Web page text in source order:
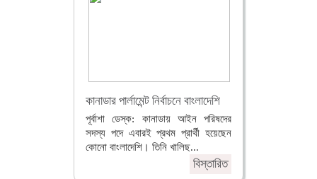
কানাডার পার্লামেন্ট নির্বাচনে বাংলাদেশি
পূর্বাশা ডেস্ক: কানাডায় আইন পরিষদের
সদস্য পদে এবারই প্রথম প্রার্থী হয়েছেন
কোনো বাংলাদেশি। তিনি খালিছ...
বিস্তারিত